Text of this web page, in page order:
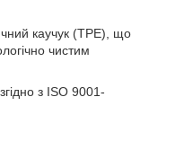
каучук (ТРЕ), що
чистим
з ISO 9001-